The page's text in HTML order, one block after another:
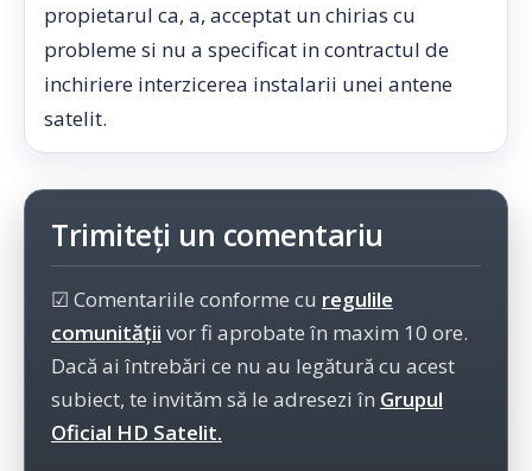
propietarul ca, a, acceptat un chirias cu
probleme si nu a specificat in contractul de
inchiriere interzicerea instalarii unei antene
satelit.
Trimiteți un comentariu
☑ Comentariile conforme cu regulile
comunității vor fi aprobate în maxim 10 ore.
Dacă ai întrebări ce nu au legătură cu acest
subiect, te invităm să le adresezi în Grupul
Oficial HD Satelit.